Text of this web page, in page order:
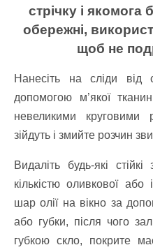
стрічку і
обережні,
щоб не
Нанесіть на сліди від
допомогою м’якої
невеликими
зійдуть і змийте розчин
Видаліть будь-які
кількістю оливкової або
шар олії на вікно за
або губки, після чого
губкою скло, покрите